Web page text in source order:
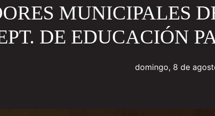
MUNICIPALES
DE EDUCACIÓN
domingo, 8 de